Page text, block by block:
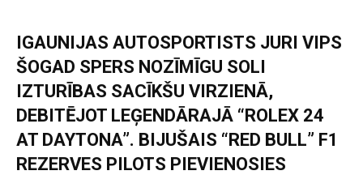
IGAUNIJAS AUTOSPORTISTS JURI VIPS
ŠOGAD SPERS NOZĪMĪGU SOLI
IZTURĪBAS SACĪKŠU VIRZIENĀ,
DEBITĒJOT LEĢENDĀRAJĀ “ROLEX 24
AT DAYTONA”. BIJUŠAIS “RED BULL” F1
REZERVES PILOTS PIEVIENOSIES